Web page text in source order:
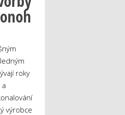
roky
výrobce